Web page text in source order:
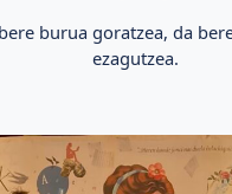
burua goratzea, da
ezagutzea.